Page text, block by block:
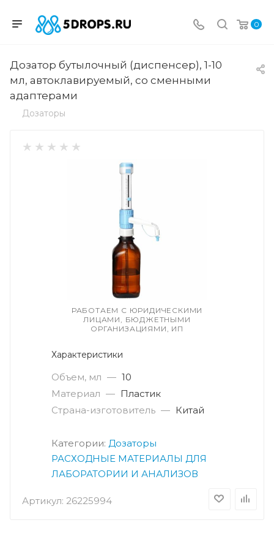
0
Дозатор бутылочный (диспенсер), 1-10
мл, автоклавируемый, со сменными
адаптерами
Дозаторы
Артикул: 26225994
РАБОТАЕМ С ЮРИДИЧЕСКИМИ
ЛИЦАМИ, БЮДЖЕТНЫМИ
ОРГАНИЗАЦИЯМИ, ИП
Характеристики
Объем, мл — 10
Материал — Пластик
Страна-изготовитель — Китай
Категории: Дозаторы
РАСХОДНЫЕ МАТЕРИАЛЫ ДЛЯ
ЛАБОРАТОРИИ И АНАЛИЗОВ